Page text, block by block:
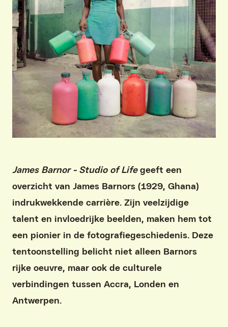
James Barnor - Studio of Lifegeeft een
overzicht van James Barnors (1929, Ghana)
indrukwekkende carrière. Zijn veelzijdige
talent en invloedrijke beelden, maken hem tot
een pionier in de fotografiegeschiedenis. Deze
tentoonstelling belicht niet alleen Barnors
rijke oeuvre, maar ook de culturele
verbindingen tussen Accra, Londen en
Antwerpen.